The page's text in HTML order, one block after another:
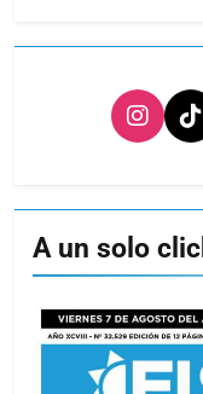
A un solo